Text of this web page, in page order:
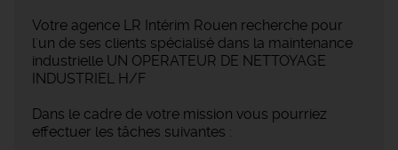
Votre agence LR Intérim Rouen recherche pour
l'un de ses clients spécialisé dans la maintenance
industrielle UN OPERATEUR DE NETTOYAGE
INDUSTRIEL H/F
Dans le cadre de votre mission vous pourriez
effectuer les tâches suivantes :